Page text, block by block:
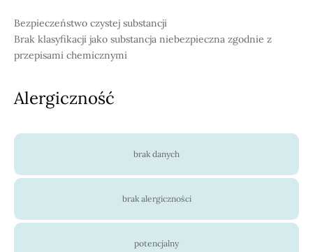
Bezpieczeństwo czystej substancji
Brak klasyfikacji jako substancja niebezpieczna zgodnie z
przepisami chemicznymi
Alergiczność
brak danych
brak alergiczności
potencjalny